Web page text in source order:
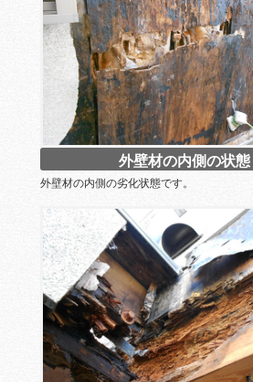
外壁材の内側の状態
外壁材の内側の劣化状態です。